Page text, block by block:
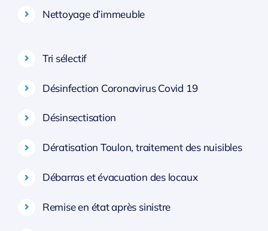
Nettoyage d’immeuble
Tri sélectif
Désinfection Coronavirus Covid 19
Désinsectisation
Dératisation Toulon, traitement des nuisibles
Débarras et évacuation des locaux
Remise en état après sinistre